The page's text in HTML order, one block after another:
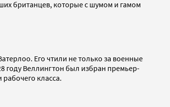
британцев, которые с шумом и гамом
Его чтили не только за военные
году Веллингтон был избран премьер-
класса.